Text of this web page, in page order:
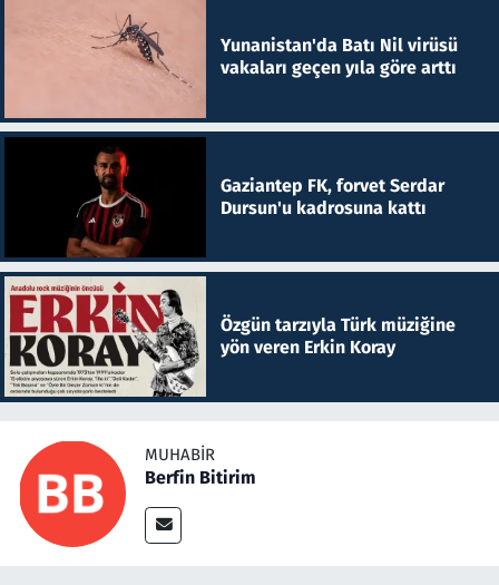
Yunanistan'da Batı Nil virüsü
vakaları geçen yıla göre arttı
Gaziantep FK, forvet Serdar
Dursun'u kadrosuna kattı
Özgün tarzıyla Türk müziğine
yön veren Erkin Koray
MUHABIR
Berfin Bitirim